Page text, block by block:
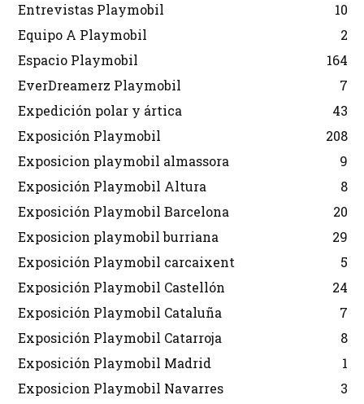
Entrevistas Playmobil
10
Equipo A Playmobil
2
Espacio Playmobil
164
EverDreamerz Playmobil
7
Expedición polar y ártica
43
Exposición Playmobil
208
Exposicion playmobil almassora
9
Exposición Playmobil Altura
8
Exposición Playmobil Barcelona
20
Exposicion playmobil burriana
29
Exposición Playmobil carcaixent
5
Exposición Playmobil Castellón
24
Exposición Playmobil Cataluña
7
Exposición Playmobil Catarroja
8
Exposición Playmobil Madrid
1
Exposicion Playmobil Navarres
3